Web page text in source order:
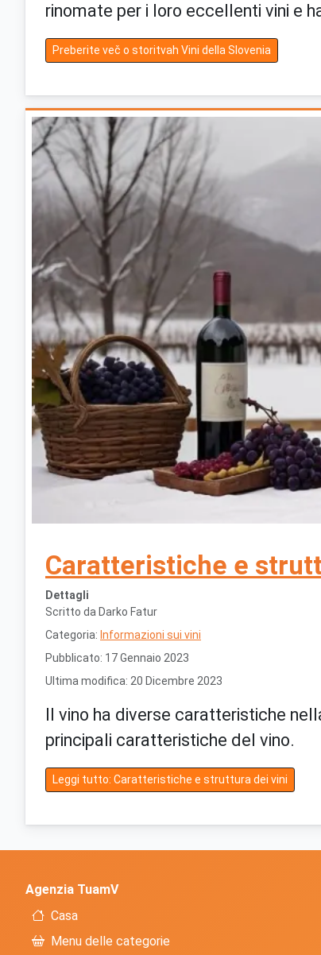
rinomate per i loro eccellenti vini e
Preberite več o storitvah Vini della Slovenia
Caratteristiche e
Dettagli
Scritto da Darko Fatur
Categoria: Informazioni sui vini
Pubblicato: 17 Gennaio 2023
Ultima modifica: 20 Dicembre 2023
Il vino ha diverse caratteristiche
principali caratteristiche del vino.
Leggi tutto: Caratteristiche e struttura dei vini
Agenzia TuamV
Casa
Menu delle categorie